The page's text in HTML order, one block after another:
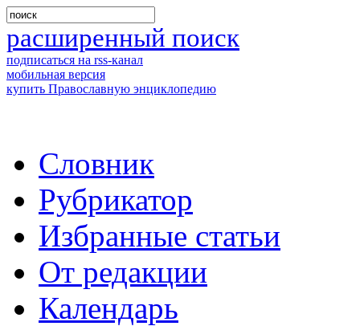
расширенный поиск
подписаться на rss-канал
мобильная версия
купить Православную энциклопедию
Словник
Рубрикатор
Избранные статьи
От редакции
Календарь